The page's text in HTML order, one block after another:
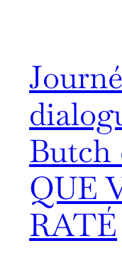
Butch
QUE
RATÉ